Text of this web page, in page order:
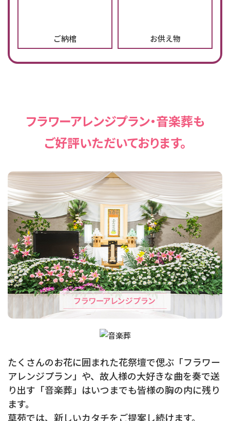
ご納棺 お供え物
フラワーアレンジプラン・音楽葬も
ご好評いただいております。
たくさんのお花に囲まれた花祭壇で偲ぶ「フラワー
アレンジプラン」や、 故人様の大好きな曲を奏で送
り出す「音楽葬」はいつまでも皆様の胸の内に残り
ます。
草苑では、新しいカタチをご提案し続けます。